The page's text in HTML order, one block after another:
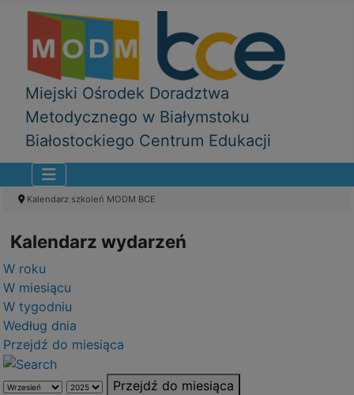
Miejski Ośrodek Doradztwa
Metodycznego w Białymstoku
Białostockiego Centrum Edukacji
Kalendarz szkoleń MODM BCE
Kalendarz wydarzeń
W roku
W miesiącu
W tygodniu
Według dnia
Przejdź do miesiąca
Przejdź do miesiąca